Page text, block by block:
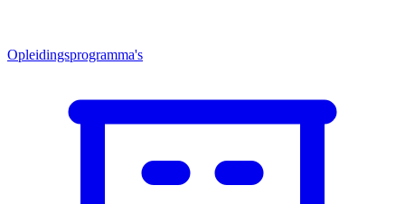
Opleidingsprogramma's